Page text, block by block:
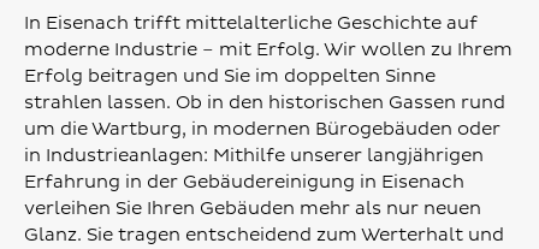
In Eisenach trifft mittelalterliche Geschichte auf
moderne Industrie – mit Erfolg. Wir wollen zu Ihrem
Erfolg beitragen und Sie im doppelten Sinne
strahlen lassen. Ob in den historischen Gassen rund
um die Wartburg, in modernen Bürogebäuden oder
in Industrieanlagen: Mithilfe unserer langjährigen
Erfahrung in der Gebäudereinigung in Eisenach
verleihen Sie Ihren Gebäuden mehr als nur neuen
Glanz. Sie tragen entscheidend zum Werterhalt und